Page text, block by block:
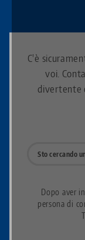
C'è
voi.
divertente
Sto cercando
Dopo aver
persona di